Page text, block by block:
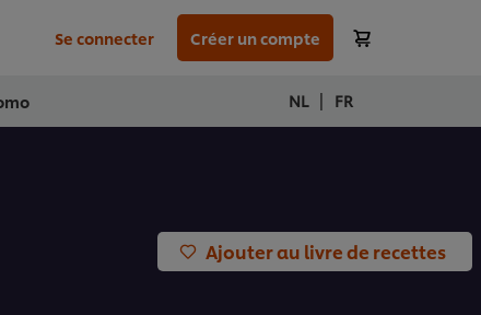
Se connecter Créer un compte
NL | FR
Ajouter au livre de recettes